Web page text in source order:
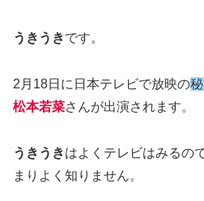
うきうきです。
2月18日に日本テレビで放映の
松本若菜さんが出演されます。
うきうきはよくテレビはみるの
まりよく知りません。